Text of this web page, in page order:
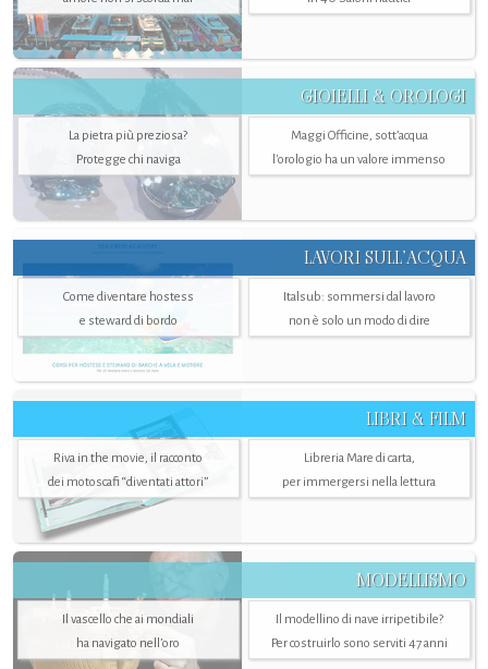
GIOIELLI & OROLOGI
La pietra più preziosa?
Protegge chi naviga
Maggi Officine, sott’acqua
l'orologio ha un valore immenso
LAVORI SULL’ACQUA
Come diventare hostess
e steward di bordo
Italsub: sommersi dal lavoro
non è solo un modo di dire
LIBRI & FILM
Riva in the movie, il racconto
dei motoscafi “diventati attori”
Libreria Mare di carta,
per immergersi nella lettura
MODELLISMO
Il vascello che ai mondiali
ha navigato nell’oro
Il modellino di nave irripetibile?
Per costruirlo sono serviti 47 anni